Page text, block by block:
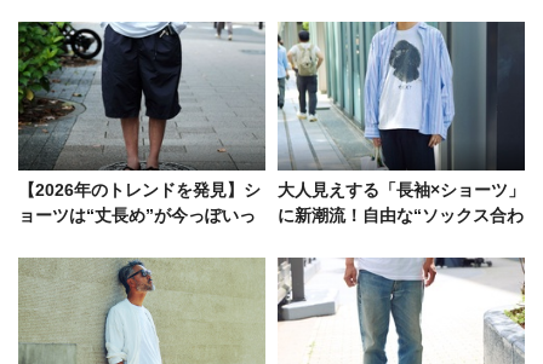
【2026年のトレンドを発見】シ
ョーツは“丈長め”が今っぽいっ
プで
大人見えする「長袖×ショーツ」
に新潮流！自由な“ソックス合わ